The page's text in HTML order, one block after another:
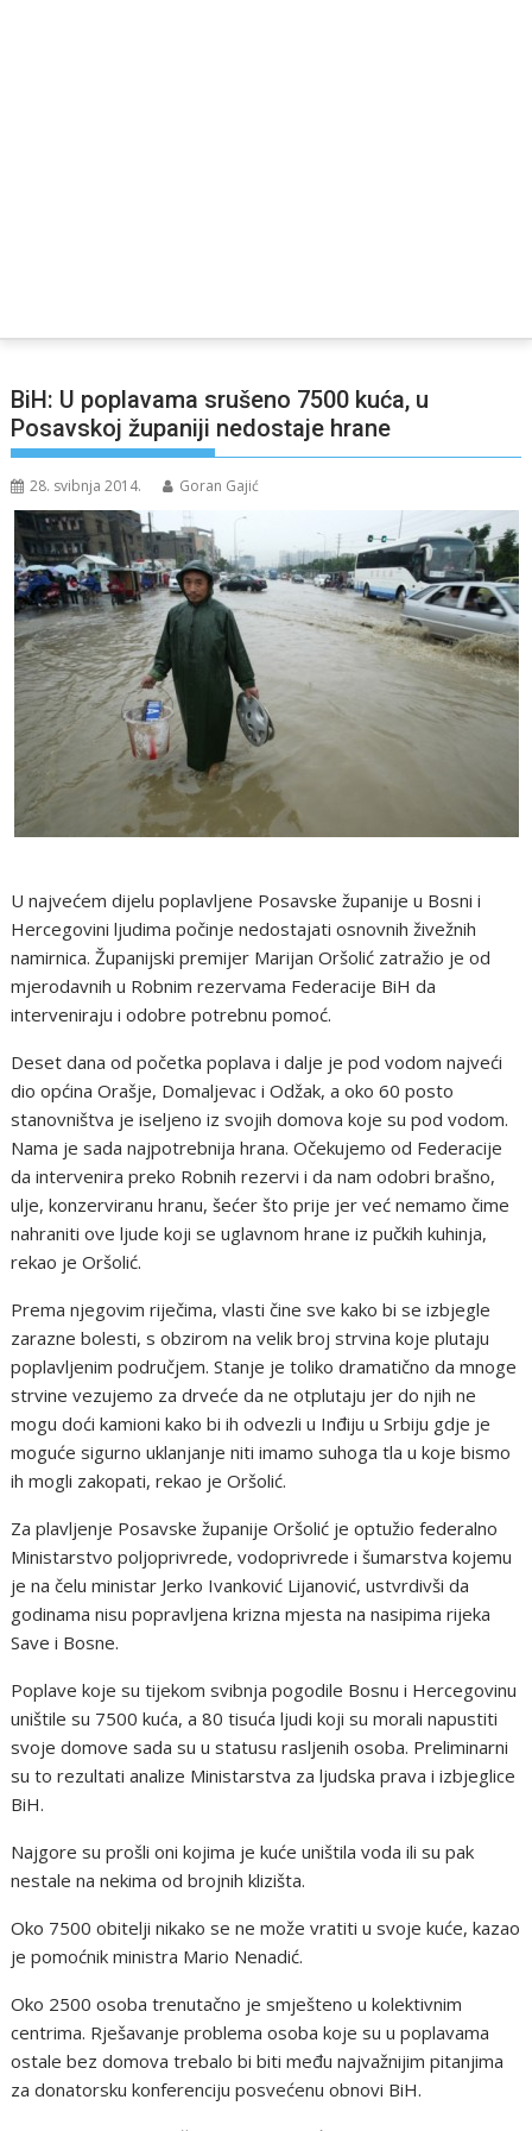
BiH: U poplavama srušeno 7500 kuća, u
Posavskoj županiji nedostaje hrane
28. svibnja 2014. Goran Gajić
U najvećem dijelu poplavljene Posavske županije u Bosni i
Hercegovini ljudima počinje nedostajati osnovnih živežnih
namirnica. Županijski premijer Marijan Oršolić zatražio je od
mjerodavnih u Robnim rezervama Federacije BiH da
interveniraju i odobre potrebnu pomoć.
Deset dana od početka poplava i dalje je pod vodom najveći
dio općina Orašje, Domaljevac i Odžak, a oko 60 posto
stanovništva je iseljeno iz svojih domova koje su pod vodom.
Nama je sada najpotrebnija hrana. Očekujemo od Federacije
da intervenira preko Robnih rezervi i da nam odobri brašno,
ulje, konzerviranu hranu, šećer što prije jer već nemamo čime
nahraniti ove ljude koji se uglavnom hrane iz pučkih kuhinja,
rekao je Oršolić.
Prema njegovim riječima, vlasti čine sve kako bi se izbjegle
zarazne bolesti, s obzirom na velik broj strvina koje plutaju
poplavljenim područjem. Stanje je toliko dramatično da mnoge
strvine vezujemo za drveće da ne otplutaju jer do njih ne
mogu doći kamioni kako bi ih odvezli u Inđiju u Srbiju gdje je
moguće sigurno uklanjanje niti imamo suhoga tla u koje bismo
ih mogli zakopati, rekao je Oršolić.
Za plavljenje Posavske županije Oršolić je optužio federalno
Ministarstvo poljoprivrede, vodoprivrede i šumarstva kojemu
je na čelu ministar Jerko Ivanković Lijanović, ustvrdivši da
godinama nisu popravljena krizna mjesta na nasipima rijeka
Save i Bosne.
Poplave koje su tijekom svibnja pogodile Bosnu i Hercegovinu
uništile su 7500 kuća, a 80 tisuća ljudi koji su morali napustiti
svoje domove sada su u statusu rasljenih osoba. Preliminarni
su to rezultati analize Ministarstva za ljudska prava i izbjeglice
BiH.
Najgore su prošli oni kojima je kuće uništila voda ili su pak
nestale na nekima od brojnih klizišta.
Oko 7500 obitelji nikako se ne može vratiti u svoje kuće, kazao
je pomoćnik ministra Mario Nenadić.
Oko 2500 osoba trenutačno je smješteno u kolektivnim
centrima. Rješavanje problema osoba koje su u poplavama
ostale bez domova trebalo bi biti među najvažnijim pitanjima
za donatorsku konferenciju posvećenu obnovi BiH.